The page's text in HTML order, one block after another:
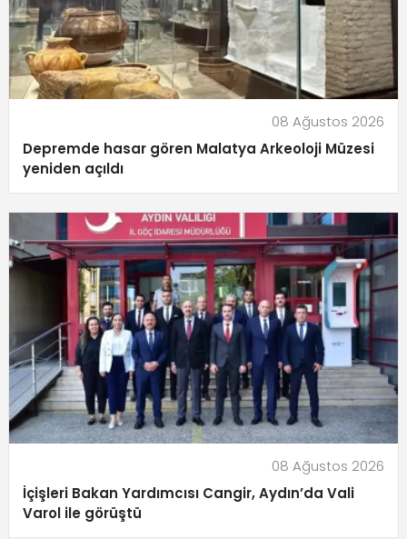
08 Ağustos 2026
Depremde hasar gören Malatya Arkeoloji Müzesi
yeniden açıldı
08 Ağustos 2026
İçişleri Bakan Yardımcısı Cangir, Aydın’da Vali
Varol ile görüştü